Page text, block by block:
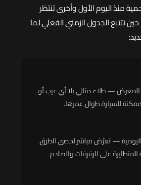
منذ اليوم الأول وأخرى تنتظر
نتتبع الجدول الزمني الفعلي لما
المعرض — طلاء مثالي بلا أي عيب أو
للسيارة طوال عمرها.
اليومية — تعرّض مباشر لحصى الطرق
على الرفرفات والصادم